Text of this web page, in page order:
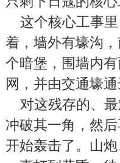
这个核心工事里
着，墙外有壕沟
个暗堡，围墙内
网，并由交通壕
对这残存的、最
冲破其一角，然
开始轰击了。山